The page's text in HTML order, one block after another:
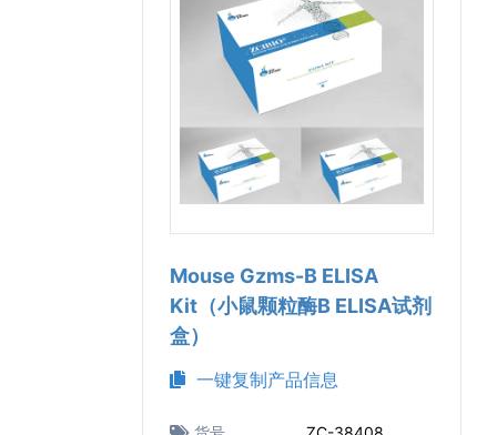
Mouse Gzms-B ELISA
Kit（小鼠颗粒酶B ELISA试剂
盒）
一键复制产品信息